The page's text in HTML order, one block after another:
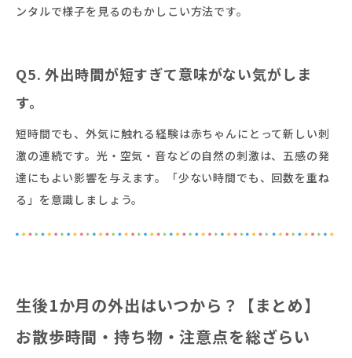
ンタルで様子を見るのもかしこい方法です。
Q5. 外出時間が短すぎて意味がない気がしま
す。
短時間でも、外気に触れる経験は赤ちゃんにとって新しい刺
激の連続です。光・空気・音などの自然の刺激は、五感の発
達にもよい影響を与えます。「少ない時間でも、回数を重ね
る」を意識しましょう。
生後1か月の外出はいつから？【まとめ】
お散歩時間・持ち物・注意点を総ざらい